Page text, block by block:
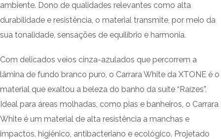
ambiente. Dono de qualidades relevantes como alta
durabilidade e resistência, o material transmite, por meio da
sua tonalidade, sensações de equilíbrio e harmonia.
Com delicados veios cinza-azulados que percorrem a
lâmina de fundo branco puro, o Carrara White da XTONE é o
material que exaltou a beleza do banho da suíte “Raízes”.
Ideal para áreas molhadas, como pias e banheiros, o Carrara
White é um material de alta resistência a manchas e
impactos, higiênico, antibacteriano e ecológico. Projetado